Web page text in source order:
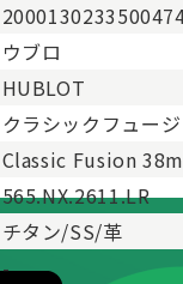
ウブロ
HUBLOT
クラシックフュー
Classic Fusion
565.NX.2611.LR
チタン/SS/革
-